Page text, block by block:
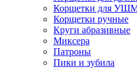
Корщетки для УШМ
Корщетки ручные
Круги абразивные
Миксера
Патроны
Пики и зубила